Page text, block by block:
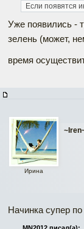
Если появятся
Уже появились -
зелень (может,
время
Ирина
Начинка супер по